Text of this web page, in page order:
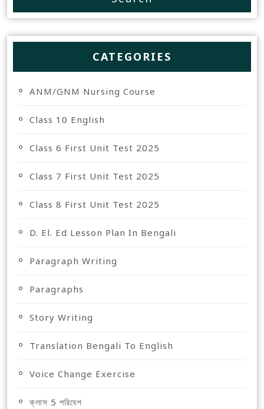
CATEGORIES
ANM/GNM Nursing Course
Class 10 English
Class 6 First Unit Test 2025
Class 7 First Unit Test 2025
Class 8 First Unit Test 2025
D. El. Ed Lesson Plan In Bengali
Paragraph Writing
Paragraphs
Story Writing
Translation Bengali To English
Voice Change Exercise
ক্লাস 5 পরিবেশ